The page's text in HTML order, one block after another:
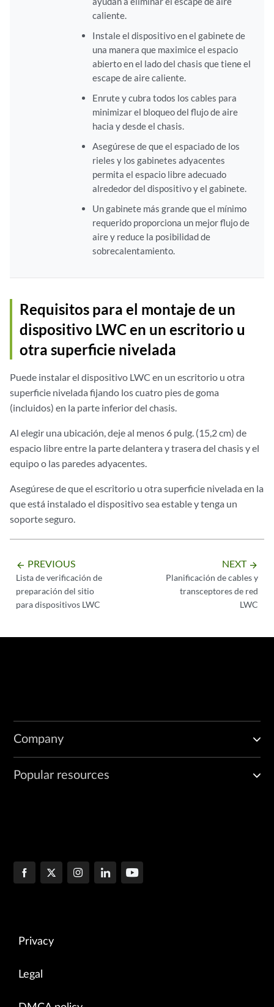
caliente.
Instale el dispositivo en el gabinete de
una manera que maximice el espacio
abierto en el lado del chasis que tiene el
escape de aire caliente.
Enrute y cubra todos los cables para
minimizar el bloqueo del flujo de aire
hacia y desde el chasis.
Asegúrese de que el espaciado de los
rieles y los gabinetes adyacentes
permita el espacio libre adecuado
alrededor del dispositivo y el gabinete.
Un gabinete más grande que el mínimo
requerido proporciona un mejor flujo de
aire y reduce la posibilidad de
sobrecalentamiento.
Requisitos para el montaje de un
dispositivo LWC en un escritorio u
otra superficie nivelada
Puede instalar el dispositivo LWC en un escritorio u otra
superficie nivelada fijando los cuatro pies de goma
(incluidos) en la parte inferior del chasis.
Al elegir una ubicación, deje al menos 6 pulg. (15,2 cm) de
espacio libre entre la parte delantera y trasera del chasis y el
equipo o las paredes adyacentes.
Asegúrese de que el escritorio u otra superficie nivelada en la
que está instalado el dispositivo sea estable y tenga un
soporte seguro.
arrow_backward PREVIOUS
Lista de verificación de
preparación del sitio
para dispositivos LWC
NEXT arrow_forward
Planificación de cables y
transceptores de red
LWC
Company
Popular resources
Privacy
Legal